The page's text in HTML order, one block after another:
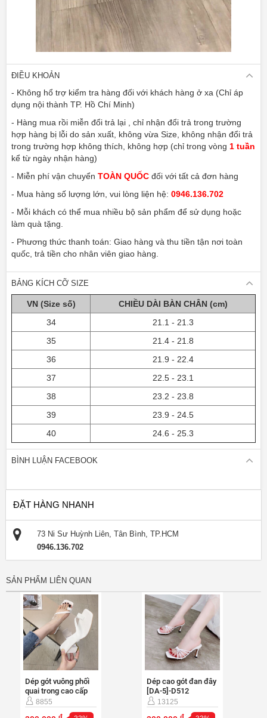
ĐIỀU KHOẢN
- Không hổ trợ kiểm tra hàng đối với khách hàng ở xa (Chỉ áp
dụng nội thành TP. Hồ Chí Minh)
- Hàng mua rồi miễn đổi trả lại , chỉ nhận đổi trả trong trường
hợp hàng bị lỗi do sản xuất, không vừa Size, không nhận đổi trả
trong trường hợp không thích, không hợp (chỉ trong vòng 1 tuần
kể từ ngày nhận hàng)
- Miễn phí vận chuyển TOÀN QUỐC đối với tất cả đơn hàng
- Mua hàng số lượng lớn, vui lòng liện hệ: 0946.136.702
- Mỗi khách có thể mua nhiều bộ sản phẩm để sử dụng hoặc
làm quà tặng.
- Phương thức thanh toán: Giao hàng và thu tiền tận nơi toàn
quốc, trả tiền cho nhân viên giao hàng.
BẢNG KÍCH CỠ SIZE
VN (Size số)
CHIỀU DÀI BÀN CHÂN (cm)
34
21.1 - 21.3
35
21.4 - 21.8
36
21.9 - 22.4
37
22.5 - 23.1
38
23.2 - 23.8
39
23.9 - 24.5
40
24.6 - 25.3
BÌNH LUẬN FACEBOOK
ĐẶT HÀNG NHANH
73 Ni Sư Huỳnh Liên, Tân Bình, TP.HCM
0946.136.702
SẢN PHẨM LIÊN QUAN
Dép gót vuông phối
quai trong cao cấp
[DA-5]-D503
đ
8855
Dép cao gót đan đây
[DA-5]-D512
đ
13125